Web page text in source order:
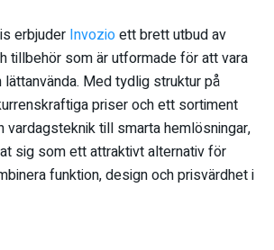
erbjuder Invozioett brett utbud av
tillbehör som är utformade för att vara
Med tydlig struktur på
priser och ett sortiment
vardagsteknik till smarta hemlösningar,
sig som ett attraktivt alternativ för
funktion, design och prisvärdhet i